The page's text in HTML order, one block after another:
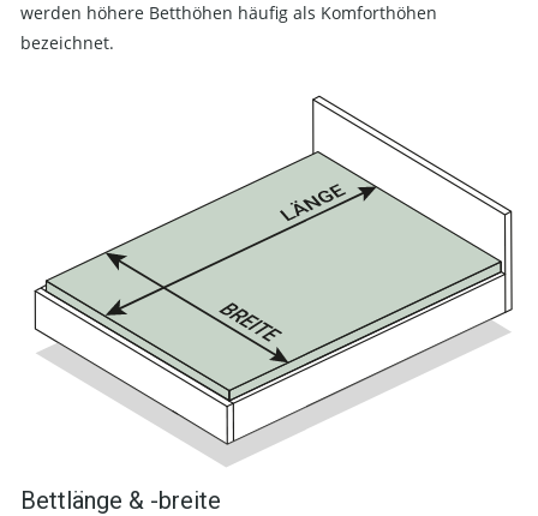
werden höhere Betthöhen häufig als Komforthöhen
bezeichnet.
Bettlänge & -breite